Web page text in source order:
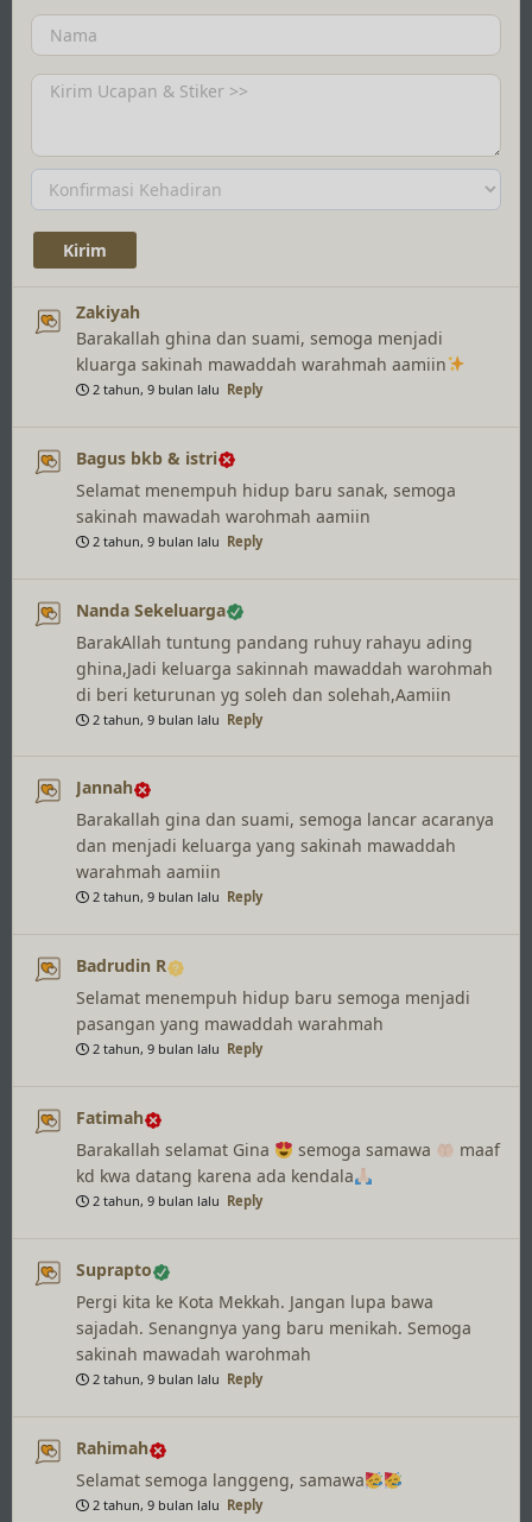
Zakiyah
Barakallah ghina dan suami, semoga menjadi
kluarga sakinah mawaddah warahmah aamiin
2 tahun, 9 bulan lalu Reply
Bagus bkb & istri
Selamat menempuh hidup baru sanak, semoga
sakinah mawadah warohmah aamiin
2 tahun, 9 bulan lalu Reply
Nanda Sekeluarga
BarakAllah tuntung pandang ruhuy rahayu ading
ghina,Jadi keluarga sakinnah mawaddah warohmah
di beri keturunan yg soleh dan solehah,Aamiin
2 tahun, 9 bulan lalu Reply
Jannah
Barakallah gina dan suami, semoga lancar acaranya
dan menjadi keluarga yang sakinah mawaddah
warahmah aamiin
2 tahun, 9 bulan lalu Reply
Badrudin R
Selamat menempuh hidup baru semoga menjadi
pasangan yang mawaddah warahmah
2 tahun, 9 bulan lalu Reply
Fatimah
Barakallah selamat Gina
semoga samawa
maaf
kd kwa datang karena ada kendala
2 tahun, 9 bulan lalu Reply
Suprapto
Pergi kita ke Kota Mekkah. Jangan lupa bawa
sajadah. Senangnya yang baru menikah. Semoga
sakinah mawadah warohmah
2 tahun, 9 bulan lalu Reply
Rahimah
Selamat semoga langgeng, samawa
2 tahun, 9 bulan lalu Reply